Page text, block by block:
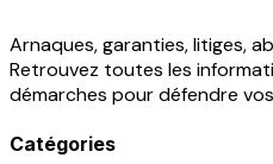
Arnaques, garanties, litiges,
Retrouvez toutes les
démarches pour défendre
Catégories